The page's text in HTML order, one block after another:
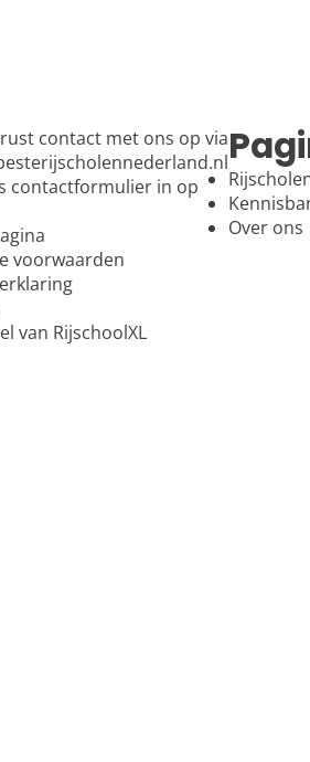
contact met ons op via
contactformulier in op
voorwaarden
van RijschoolXL
Over ons